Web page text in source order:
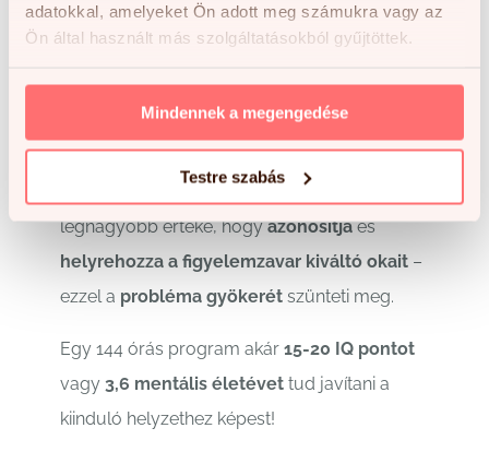
adatokkal, amelyeket Ön adott meg számukra vagy az
Ön által használt más szolgáltatásokból gyűjtöttek.
Mindennek a megengedése
Testre szabás
módszertannal már lehetséges!Az agy
alulaktivált régióinak célzott stimulációjával
– ez esetben a figyelmetlenséget és figyelmi
zavarokat okozó prefrontális kortex edzésével
– jelentősen javíthatjuk a figyelmi
A BrainRx agytréning
legnagyobb értéke, hogyazonosítjaés
helyrehozza a figyelemzavar kiváltó okait–
ezzel a probléma gyökerétszünteti meg.
Egy 144 órás program akár 15-20 IQ pontot
vagy 3,6 mentális életévettud javítani a
kiinduló helyzethez képest!